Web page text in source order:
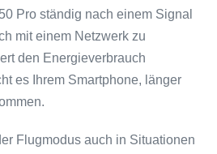
Pro ständig nach einem Signal
mit einem Netzwerk zu
den Energieverbrauch
es Ihrem Smartphone, länger
Flugmodus auch in Situationen